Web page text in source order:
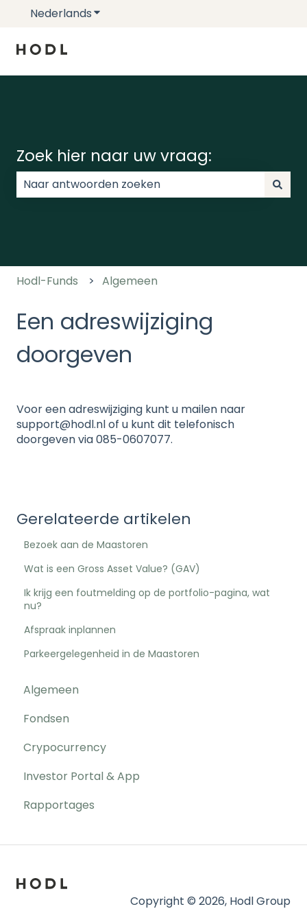
NederlandsSubmenu tonen voor vertalingen
Zoek hier naar uw vraag:
Hodl-Funds Algemeen
Een adreswijziging
doorgeven
Voor een adreswijziging kunt u mailen naar
support@hodl.nl of u kunt dit telefonisch
doorgeven via 085-0607077.
Gerelateerde artikelen
Bezoek aan de Maastoren
Wat is een Gross Asset Value? (GAV)
Ik krijg een foutmelding op de portfolio-pagina, wat
nu?
Afspraak inplannen
Parkeergelegenheid in de Maastoren
Algemeen
Fondsen
Crypocurrency
Investor Portal & App
Rapportages
Copyright © 2026, Hodl Group